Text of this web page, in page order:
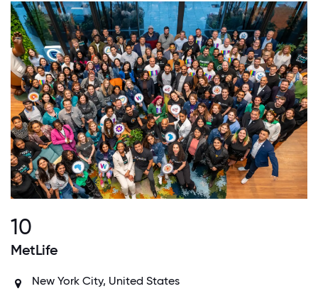
10
MetLife
New York City, United States